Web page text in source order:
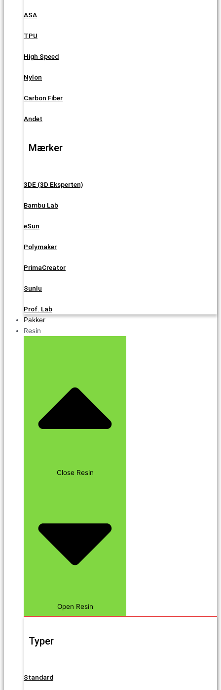
ASA
TPU
High Speed
Nylon
Carbon Fiber
Andet
Mærker
3DE (3D Eksperten)
Bambu Lab
eSun
Polymaker
PrimaCreator
Sunlu
Prof. Lab
Pakker
Resin
Close Resin
Open Resin
Typer
Standard